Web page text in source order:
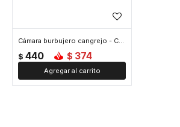
Cámara burbujero cangrejo - Celeste
$ 440 $ 374